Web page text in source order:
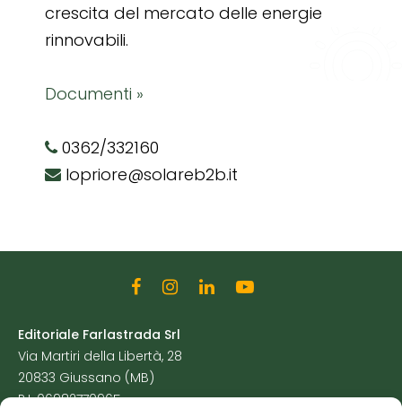
crescita del mercato delle energie
rinnovabili.
Documenti »
0362/332160
lopriore@solareb2b.it
Editoriale Farlastrada Srl
Via Martiri della Libertà, 28
20833 Giussano (MB)
P.I. 06982770965